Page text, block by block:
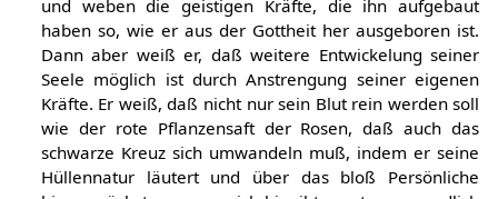
und weben die geistigen Kräfte, die ihn aufgebaut
haben so, wie er aus der Gottheit her ausgeboren ist.
Dann aber weiß er, daß weitere Entwickelung seiner
Seele möglich ist durch Anstrengung seiner eigenen
Kräfte. Er weiß, daß nicht nur sein Blut rein werden soll
wie der rote Pflanzensaft der Rosen, daß auch das
schwarze Kreuz sich umwandeln muß, indem er seine
Hüllennatur läutert und über das bloß Persönliche